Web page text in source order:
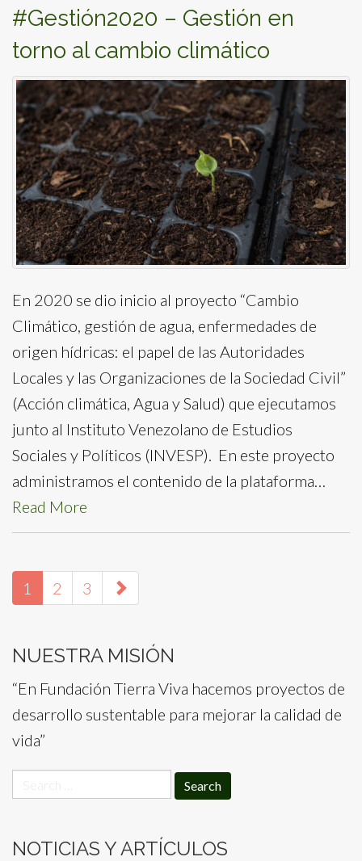
#Gestión2020 – Gestión en
torno al cambio climático
En 2020 se dio inicio al proyecto “Cambio
Climático, gestión de agua, enfermedades de
origen hídricas: el papel de las Autoridades
Locales y las Organizaciones de la Sociedad Civil”
(Acción climática, Agua y Salud) que ejecutamos
junto al Instituto Venezolano de Estudios
Sociales y Políticos (INVESP). En este proyecto
administramos el contenido de la plataforma…
Read More
paging-
navigation
1 2 3
NUESTRA MISIÓN
“En Fundación Tierra Viva hacemos proyectos de
desarrollo sustentable para mejorar la calidad de
vida”
for:
NOTICIAS Y ARTÍCULOS